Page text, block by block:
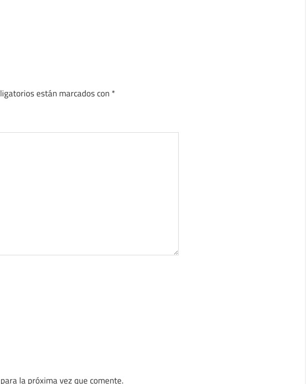
están marcados con *
la próxima vez que comente.